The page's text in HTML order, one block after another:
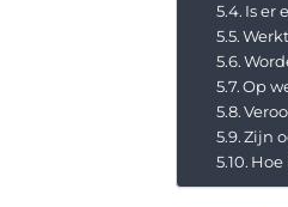
Is er
Op
Zijn